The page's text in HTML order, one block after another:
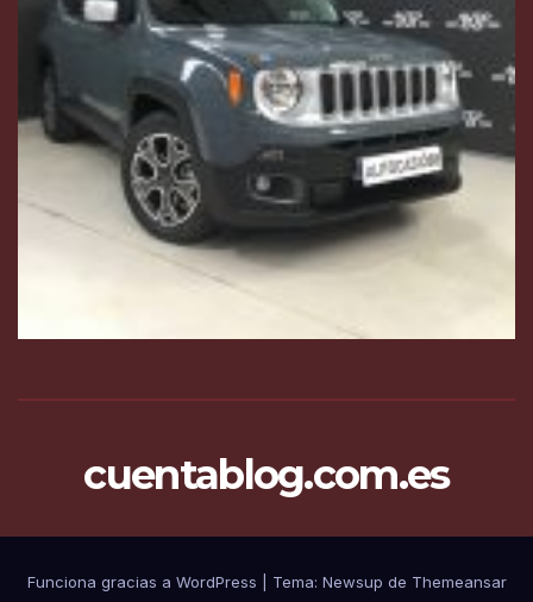
cuentablog.com.es
Funciona gracias a WordPress Tema: Newsup de Themeansar